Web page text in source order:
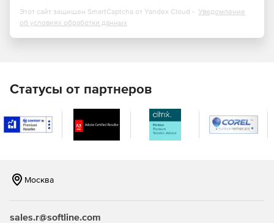
Этот сайт защищен SmartCaptcha от Yandex Cloud - Уведомление
об условиях обработки данных
Статусы от партнеров
Москва
sales.r@softline.com